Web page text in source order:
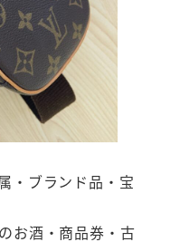
・ブランド品・宝
お酒・商品券・古